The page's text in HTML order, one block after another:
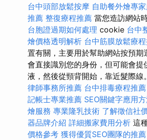
台中頭部放鬆按摩 自助餐外燴專
推薦 整復療程推薦 當您造訪網站
台胞證過期如何處理 cookie 台中
燴價格透明解析 台中筋膜放鬆療
置有關，主要用於幫助網站按預期
會直接識別您的身份，但可能會
液，然後從頸背開始，靠近髮際線
律師事務所推薦 台中排毒療程推薦
記帳士專業推薦 SEO關鍵字應用
燴服務 專業隆乳技術 了解徵信社
器品牌介紹 詳細搬家費用分析 這
價格參考 獲得優質SEO團隊的推薦